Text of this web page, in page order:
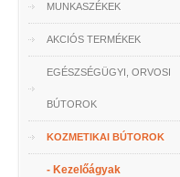
MUNKASZÉKEK
AKCIÓS TERMÉKEK
EGÉSZSÉGÜGYI, ORVOSI
BÚTOROK
KOZMETIKAI BÚTOROK
- Kezelőágyak